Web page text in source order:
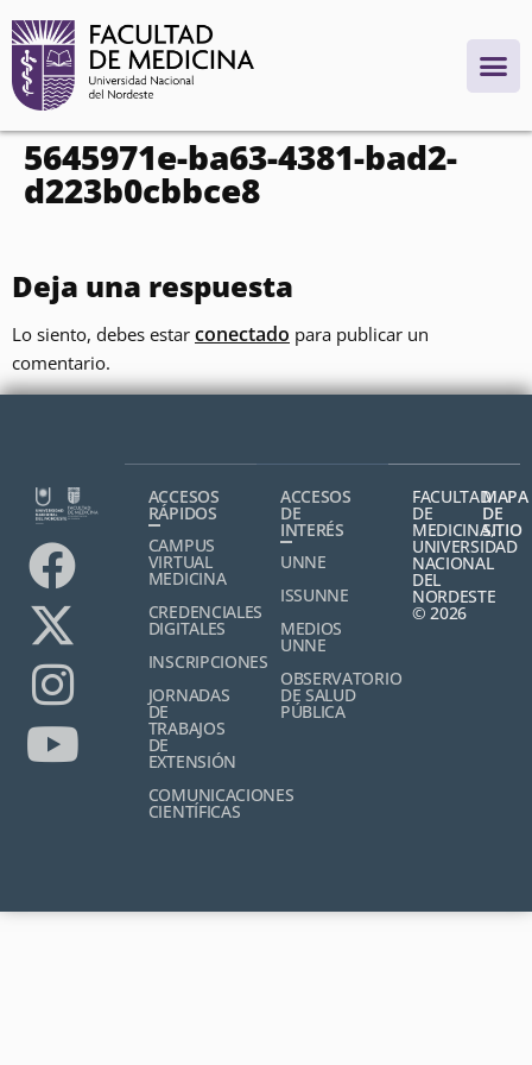
contenido
5645971e-ba63-4381-bad2-
d223b0cbbce8
Deja una respuesta
Lo siento, debes estar conectado para publicar un
comentario.
ACCESOS
RÁPIDOS
CAMPUS
VIRTUAL
MEDICINA
CREDENCIALES
DIGITALES
INSCRIPCIONES
JORNADAS
DE
TRABAJOS
DE
EXTENSIÓN
COMUNICACIONES
CIENTÍFICAS
ACCESOS
DE
INTERÉS
UNNE
ISSUNNE
MEDIOS
UNNE
OBSERVATORIO
DE SALUD
PÚBLICA
FACULTAD
DE
MEDICINA,
UNIVERSIDAD
NACIONAL
DEL
NORDESTE
© 2026
MAPA
DE
SITIO